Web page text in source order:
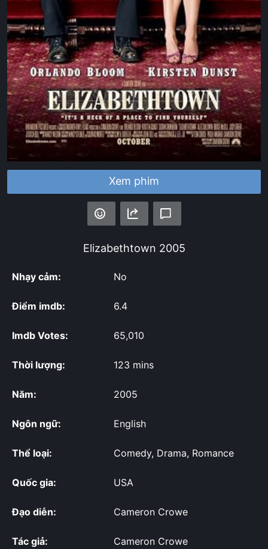
Xem phim
Elizabethtown 2005
Nhạy cảm: No
Điểm imdb: 6.4
Imdb Votes: 65,010
Thời lượng: 123 mins
Năm: 2005
Ngôn ngữ: English
Thể loại: Comedy, Drama, Romance
Quốc gia: USA
Đạo diễn: Cameron Crowe
Tác giả: Cameron Crowe